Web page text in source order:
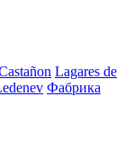
Lagares de
Фабрика